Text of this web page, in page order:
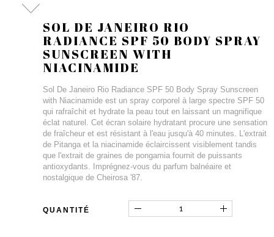
SOL DE JANEIRO RIO
RADIANCE SPF 50 BODY SPRAY
SUNSCREEN WITH
NIACINAMIDE
Sol De Janeiro Rio Radiance SPF 50 Body Spray Sunscreen
with Niacinamide est un spray corporel à large spectre SPF 50
qui rafraîchit et hydrate la peau tout en laissant un magnifique
éclat naturel. Cet écran solaire hydratant procure une sensation
de fraîcheur et est résistant à l'eau jusqu'à 40 minutes. L'extrait
de Pitanga et la niacinamide éclaircissent visiblement tandis
que l'extrait de graines de pongamia fournit de puissants
antioxydants. Imprégnez-vous du parfum balnéaire et
nostalgique de Cheirosa '87.
QUANTITÉ